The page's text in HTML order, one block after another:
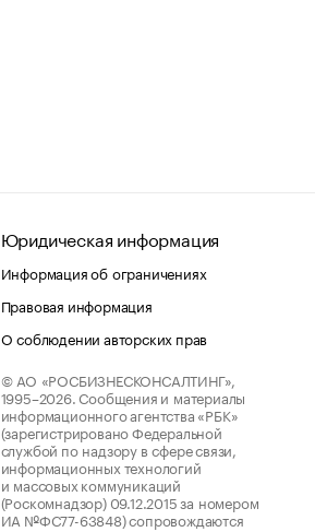
Юридическая информация
Информация об ограничениях
Правовая информация
О соблюдении авторских прав
© АО «РОСБИЗНЕСКОНСАЛТИНГ»,
1995–2026. Сообщения и материалы
информационного агентства «РБК»
(зарегистрировано Федеральной
службой по надзору в сфере связи,
информационных технологий
и массовых коммуникаций
(Роскомнадзор) 09.12.2015 за номером
ИА №ФС77-63848) сопровождаются